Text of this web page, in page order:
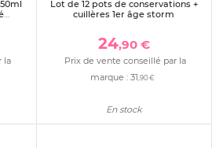
la
Lot de 12 pots de conservations +
cuillères 1er âge storm
24,90 €
Prix de vente conseillé par la
marque : 31,90 €
En stock